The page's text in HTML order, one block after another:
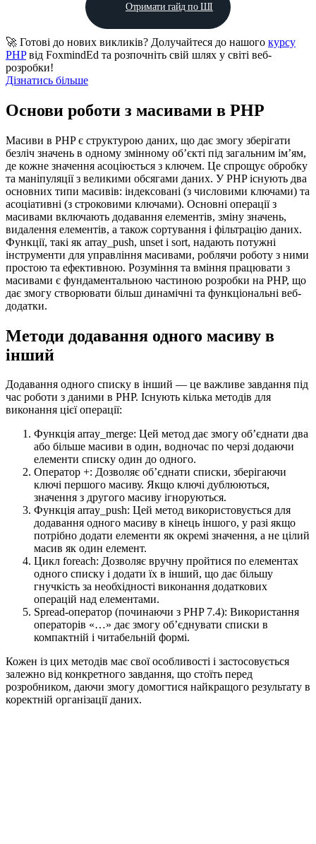
Отримати гайд по ШІ
🚀 Готові до нових викликів? Долучайтеся до нашого курсу
PHPвід FoxmindEd та розпочніть свій шлях у світі веб-
розробки!
Дізнатись більше
Основи роботи з масивами в PHP
Масиви в PHP є структурою даних, що дає змогу зберігати
безліч значень в одному змінному об’єкті під загальним ім’ям,
де кожне значення асоціюється з ключем. Це спрощує обробку
та маніпуляції з великими обсягами даних. У PHP існують два
основних типи масивів: індексовані (з числовими ключами) та
асоціативні (з строковими ключами). Основні операції з
масивами включають додавання елементів, зміну значень,
видалення елементів, а також сортування і фільтрацію даних.
Функції, такі як array_push, unset і sort, надають потужні
інструменти для управління масивами, роблячи роботу з ними
простою та ефективною. Розуміння та вміння працювати з
масивами є фундаментальною частиною розробки на PHP, що
дає змогу створювати більш динамічні та функціональні веб-
додатки.
Методи додавання одного масиву в
інший
Додавання одного списку в інший — це важливе завдання під
час роботи з даними в PHP. Існують кілька методів для
виконання цієї операції:
Функція array_merge: Цей метод дає змогу об’єднати два
або більше масиви в один, водночас по черзі додаючи
елементи списку один до одного.
Оператор +: Дозволяє об’єднати списки, зберігаючи
ключі першого масиву. Якщо ключі дублюються,
значення з другого масиву ігноруються.
Функція array_push: Цей метод використовується для
додавання одного масиву в кінець іншого, у разі якщо
потрібно додати елементи як окремі значення, а не цілий
масив як один елемент.
Цикл foreach: Дозволяє вручну пройтися по елементах
одного списку і додати їх в інший, що дає більшу
гнучкість за необхідності виконання додаткових
операцій над елементами.
Spread-оператор (починаючи з PHP 7.4): Використання
операторів «…» дає змогу об’єднувати списки в
компактній і читабельній формі.
Кожен із цих методів має свої особливості і застосовується
залежно від конкретного завдання, що стоїть перед
розробником, даючи змогу домогтися найкращого результату в
коректній організації даних.